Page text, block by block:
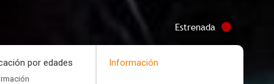
Estrenada
por edades Información